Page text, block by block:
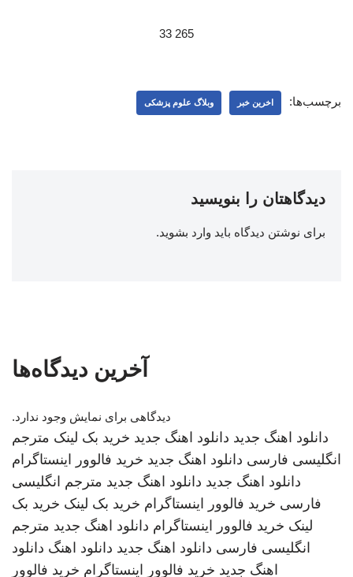
265 33
برچسب‌ها: اخرین خبر وبلاگ علوم پزشکی
دیدگاهتان را بنویسید
برای نوشتن دیدگاه باید وارد بشوید.
آخرین دیدگاه‌ها
دیدگاهی برای نمایش وجود ندارد.
دانلود اهنگ جدید دانلود اهنگ جدید خرید بک لینک مترجم
انگلیسی فارسی دانلود اهنگ جدید خرید فالوور اینستاگرام
دانلود اهنگ جدید دانلود اهنگ جدید مترجم انگلیسی
فارسی خرید فالوور اینستاگرام خرید بک لینک خرید بک
لینک خرید فالوور اینستاگرام دانلود اهنگ جدید مترجم
انگلیسی فارسی دانلود اهنگ جدید دانلود اهنگ دانلود
اهنگ جدید خرید فالوور اینستاگرام خرید فالوور